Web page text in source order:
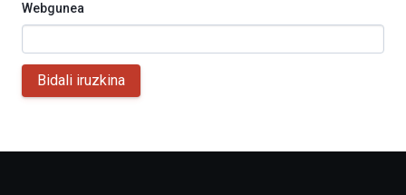
Webgunea
Bidali iruzkina